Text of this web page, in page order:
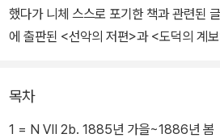
했다가 니체 스스로 포기한 책과 관련된
에 출판된 <선악의 저편>과 <도덕의 계
말년의 절망적인 투병 생활에 들어가기 직
는 이 유고들은 심리학, 도덕, 형이상학, 종
목차
1 = N Ⅶ 2b. 1885년 가을~1886년 봄